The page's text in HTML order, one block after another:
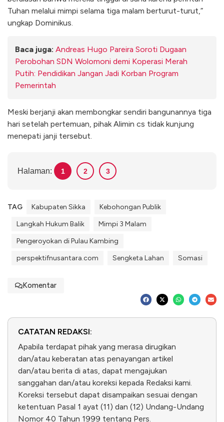
Tuhan melalui mimpi selama tiga malam berturut-turut,”
ungkap Dominikus.
Baca juga: Andreas Hugo Pareira Soroti Dugaan
Perobohan SDN Wolomoni demi Koperasi Merah
Putih: Pendidikan Jangan Jadi Korban Program
Pemerintah
Meski berjanji akan membongkar sendiri bangunannya tiga
hari setelah pertemuan, pihak Alimin cs tidak kunjung
menepati janji tersebut.
Halaman: 1 2 3
TAG Kabupaten Sikka
Kebohongan Publik
Langkah Hukum Balik
Mimpi 3 Malam
Pengeroyokan di Pulau Kambing
perspektifnusantara.com
Sengketa Lahan Somasi
Komentar
CATATAN REDAKSI:
Apabila terdapat pihak yang merasa dirugikan
dan/atau keberatan atas penayangan artikel
dan/atau berita di atas, dapat mengajukan
sanggahan dan/atau koreksi kepada Redaksi kami.
Koreksi tersebut dapat disampaikan sesuai dengan
ketentuan Pasal 1 ayat (11) dan (12) Undang-Undang
Nomor 40 Tahun 1999 tentang Pers.